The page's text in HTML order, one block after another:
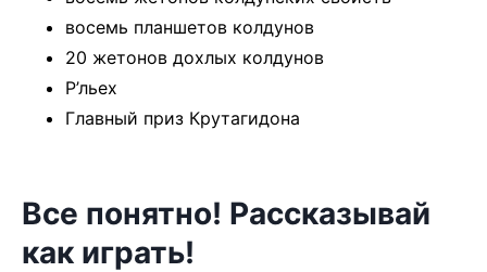
восемь планшетов колдунов
20 жетонов дохлых колдунов
Р’льех
Главный приз Крутагидона
Все понятно! Рассказывай
как играть!